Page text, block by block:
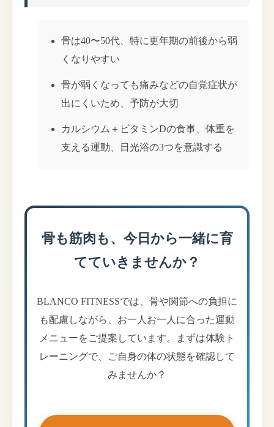
骨は40〜50代、特に更年期の前後から弱
くなりやすい
骨が弱くなっても痛みなどの自覚症状が
出にくいため、予防が大切
カルシウム＋ビタミンDの食事、体重を
支える運動、日光浴の3つを意識する
骨も筋肉も、今日から一緒に育
てていきませんか？
BLANCO FITNESSでは、骨や関節への負担に
も配慮しながら、お一人お一人に合った運動
メニューをご提案しています。まずは体験ト
レーニングで、ご自身の体の状態を確認して
みませんか？